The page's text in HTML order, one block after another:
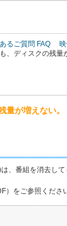
るご質問 FAQ
、ディスクの残量
量が増えない。
、番組を消去して
）をご参照くださ